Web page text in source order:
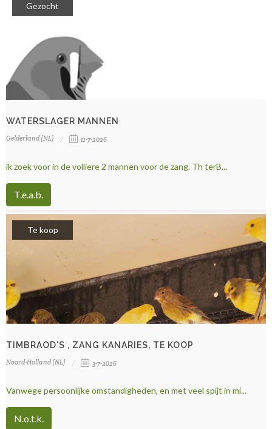
Gezocht
WATERSLAGER MANNEN
Gelderland (NL) 11-7-2026
ik zoek voor in de volliere 2 mannen voor de zang. Th terB...
T.e.a.b.
Te koop
TIMBRAOD'S , ZANG KANARIES, TE KOOP
Noord-Holland (NL) 3-7-2026
Vanwege persoonlijke omstandigheden, en met veel spijt in mi...
N.o.t.k.